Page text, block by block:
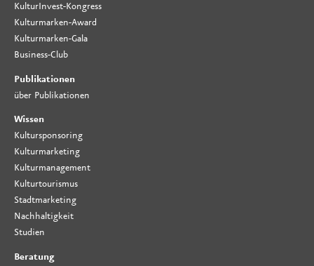
KulturInvest-Kongress
Kulturmarken-Award
Kulturmarken-Gala
Business-Club
Publikationen
über Publikationen
Wissen
Kultursponsoring
Kulturmarketing
Kulturmanagement
Kulturtourismus
Stadtmarketing
Nachhaltigkeit
Studien
Beratung